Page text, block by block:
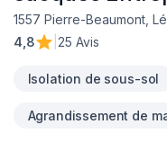
1557 Pierre-Beaumont,
4,8
25 Avis
Isolation de sous-sol
Agrandissement de